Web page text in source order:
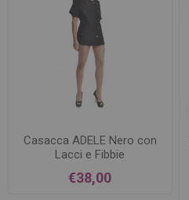
Casacca ADELE Nero con
Lacci e Fibbie
€38,00